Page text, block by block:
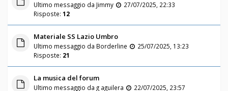
Ultimo messaggio da Jimmy
27/07/2025, 22:33
Risposte: 12
Materiale SS Lazio Umbro
Ultimo messaggio da Borderline
25/07/2025, 13:23
Risposte: 21
La musica del forum
Ultimo messaggio da g aguilera 22/07/2025, 23:57